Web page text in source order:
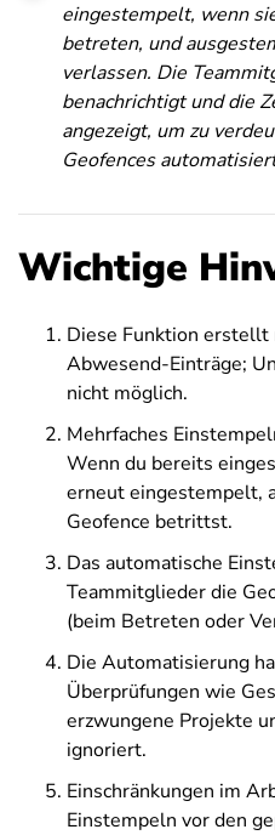
eingestempelt, wenn
betreten, und
verlassen. Die
benachrichtigt und die
angezeigt, um zu
Geofences
Wichtige
Diese Funktion
Abwesend-Einträge;
nicht möglich.
Mehrfaches
Wenn du bereits
erneut eingestempelt,
Geofence betrittst.
Das automatische
Teammitglieder die
(beim Betreten oder
Die Automatisierung
Überprüfungen wie
erzwungene Projekte
ignoriert.
Einschränkungen im
Einstempeln vor den